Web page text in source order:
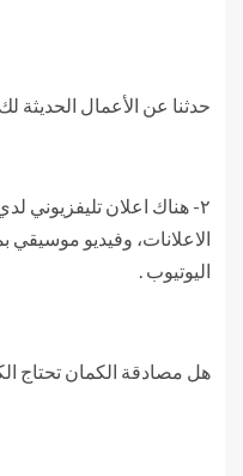
حدثنا عن الأعمال الحديثة
٢- هناك اعلان تليفزيوني
الاعلانات، وفيديو موسيقي
اليوتيوب .
هل مصادقة الكمان تحتاج